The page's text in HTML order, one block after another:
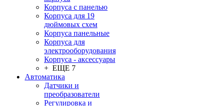
Корпуса с панелью
Корпуса для 19
дюймовых схем
Корпуса панельные
Корпуса для
электрооборудования
Корпуса - аксессуары
+ ЕЩЕ 7
Автоматика
Датчики и
преобразователи
Регулировка и